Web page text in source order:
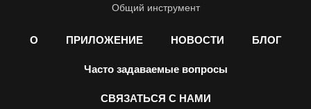
Общий инструмент
О ПРИЛОЖЕНИЕ НОВОСТИ БЛОГ
Часто задаваемые вопросы
СВЯЗАТЬСЯ С НАМИ